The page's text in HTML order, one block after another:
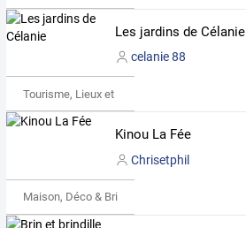
Les jardins de Célanie
celanie 88
Tourisme, Lieux et Événements
Kinou La Fée
Chrisetphil
Maison, Déco & Bricolage